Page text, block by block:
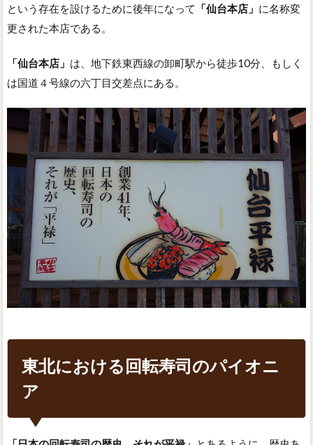
という存在を設けるために後年になって
「仙台本店」 に名称変
更された本店である。
「仙台本店」 は、地下鉄東西線の卸町駅から徒歩10分、もしく
は国道４号線の六丁目交差点にある。
東北における回転寿司のパイオニ
ア